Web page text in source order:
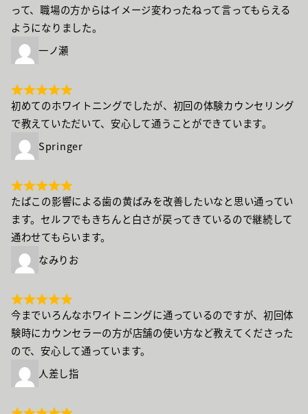
って、職場の方からはイメージ変わったねって言ってもらえる
ようになりました。
一ノ瀬
初めてのホワイトニングでしたが、初回の体験カウンセリング
で教えていただいて、安心して通うことができています。
Springer
たばこの影響による歯の黄ばみを改善したいなと思い通ってい
ます。セルフでもきちんと白さが戻ってきているので継続して
通わせてもらいます。
なみりお
今までいろんなホワイトニングに通っているのですが、初回体
験時にカウンセラーの方が店舗の使い方など教えてくださった
ので、安心して通っています。
人差し指